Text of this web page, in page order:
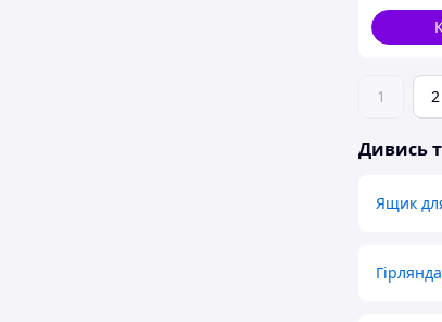
1 2
Дивись
Ящик